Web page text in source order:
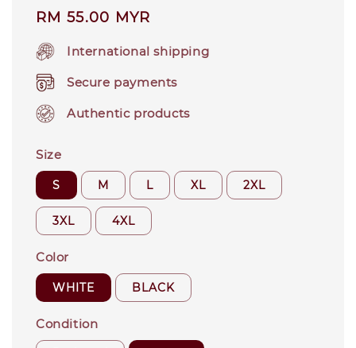
Regular
price
RM 55.00 MYR
International shipping
Secure payments
Authentic products
Size
S M L XL 2XL
3XL 4XL
Color
WHITE BLACK
Condition